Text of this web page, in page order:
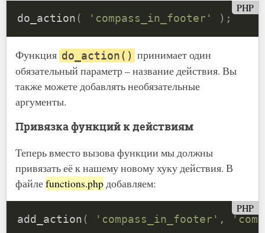
PHP
do_action ( 'compass_in_footer' ) ;
Функция do_action() принимает один
обязательный параметр – название действия. Вы
также можете добавлять необязательные
аргументы.
Привязка функций к действиям
Теперь вместо вызова функции мы должны
привязать её к нашему новому хуку действия. В
файлеfunctions.php добавляем:
PHP
add_action ( 'compass_in_footer' ,